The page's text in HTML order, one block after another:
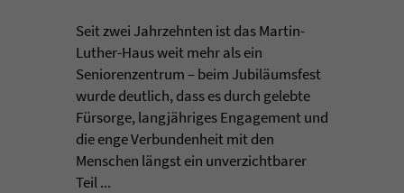
Seit zwei Jahrzehnten ist das Martin-
Luther-Haus weit mehr als ein
Seniorenzentrum – beim Jubiläumsfest
wurde deutlich, dass es durch gelebte
Fürsorge, langjähriges Engagement und
die enge Verbundenheit mit den
Menschen längst ein unverzichtbarer
Teil ...